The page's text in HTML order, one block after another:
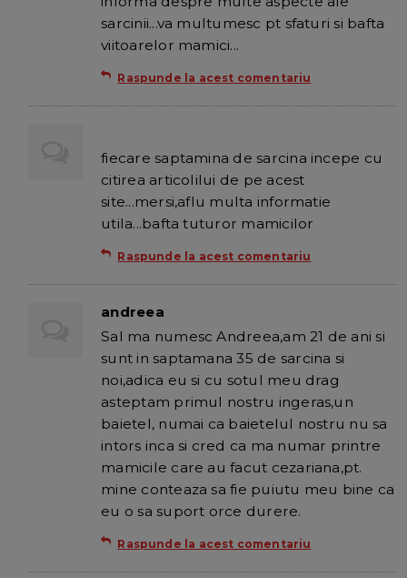
sarcinii...va multumesc pt sfaturi si bafta
viitoarelor mamici...
Raspunde la acest comentariu
fiecare saptamina de sarcina incepe cu
citirea articolilui de pe acest
site...mersi,aflu multa informatie
utila...bafta tuturor mamicilor
Raspunde la acest comentariu
andreea
Sal ma numesc Andreea,am 21 de ani si
sunt in saptamana 35 de sarcina si
noi,adica eu si cu sotul meu drag
asteptam primul nostru ingeras,un
baietel, numai ca baietelul nostru nu sa
intors inca si cred ca ma numar printre
mamicile care au facut cezariana,pt.
mine conteaza sa fie puiutu meu bine ca
eu o sa suport orce durere.
Raspunde la acest comentariu